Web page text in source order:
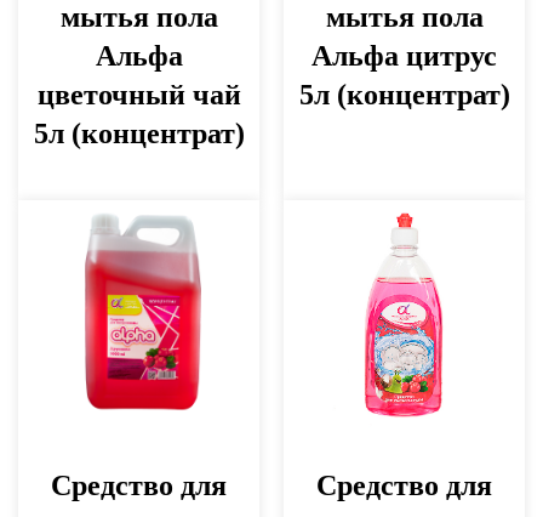
мытья пола
Альфа
цветочный чай
5л (концентрат)
мытья пола
Альфа цитрус
5л (концентрат)
Средство для
Средство для